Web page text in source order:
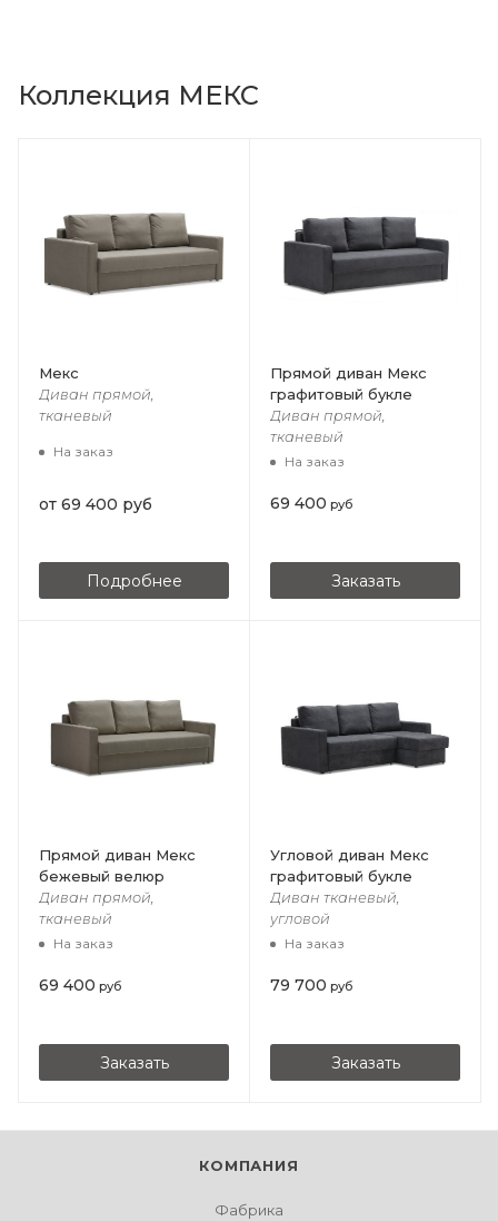
Коллекция МЕКС
Мекс
Диван прямой,
тканевый
На заказ
от 69 400 руб
Подробнее
Прямой диван Мекс
графитовый букле
Диван прямой,
тканевый
На заказ
69 400 руб
Заказать
Прямой диван Мекс
бежевый велюр
Диван прямой,
тканевый
На заказ
69 400 руб
Заказать
Угловой диван Мекс
графитовый букле
Диван тканевый,
угловой
На заказ
79 700 руб
Заказать
КОМПАНИЯ
Фабрика